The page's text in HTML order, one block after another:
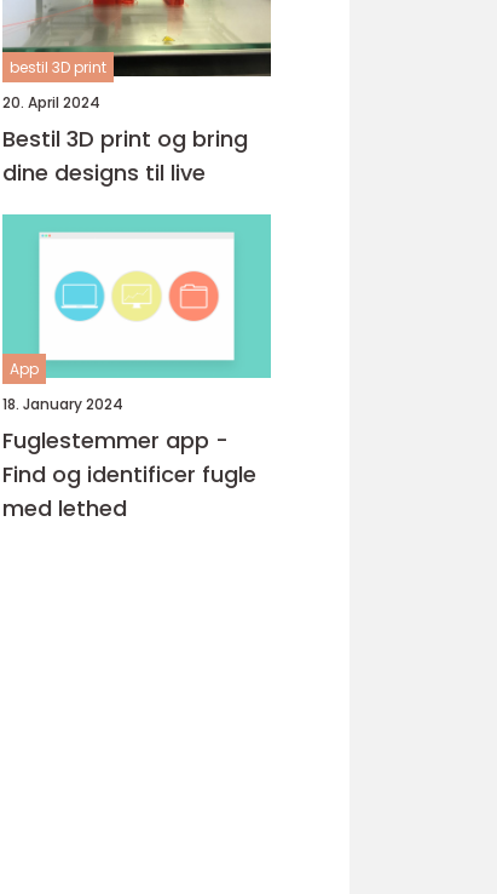
bestil 3D print
20. April 2024
Bestil 3D print og bring
dine designs til live
App
18. January 2024
Fuglestemmer app -
Find og identificer fugle
med lethed